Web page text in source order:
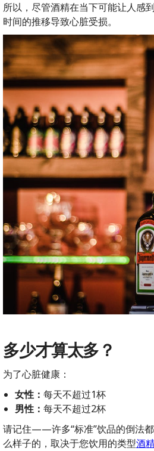
所以，尽管酒精在当下可能让人感
时间的推移导致心脏受损。
多少才算太多？
为了心脏健康：
女性： 每天不超过1杯
男性： 每天不超过2杯
请记住——许多“标准”饮品的倒法
么样子的，取决于您饮用的类型酒